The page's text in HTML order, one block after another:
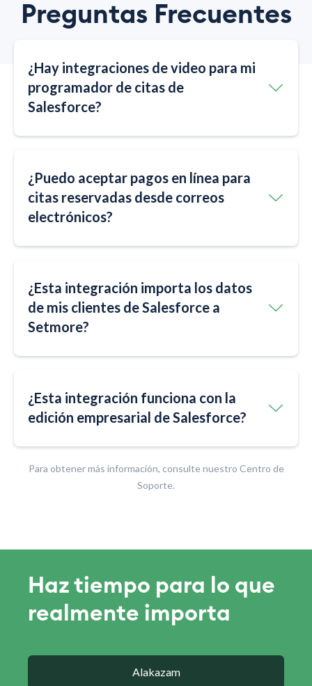
Preguntas Frecuentes
¿Hay integraciones de video para mi
programador de citas de
Salesforce?
¿Puedo aceptar pagos en línea para
citas reservadas desde correos
electrónicos?
¿Esta integración importa los datos
de mis clientes de Salesforce a
Setmore?
¿Esta integración funciona con la
edición empresarial de Salesforce?
Para obtener más información, consulte nuestro Centro de
Soporte.
Haz tiempo para lo que
realmente importa
Alakazam